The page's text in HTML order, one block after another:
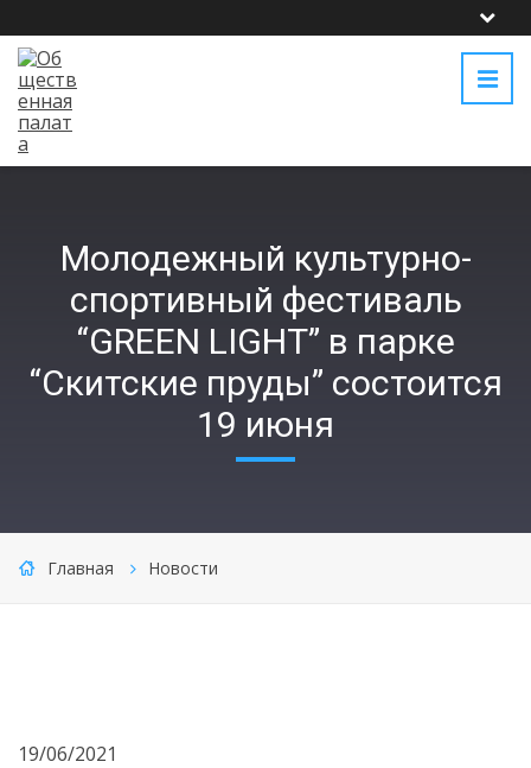
Молодежный культурно-
спортивный фестиваль
“GREEN LIGHT” в парке
“Скитские пруды” состоится
19 июня
Главная Новости
19/06/2021